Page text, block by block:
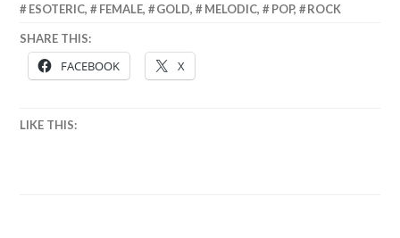
ESOTERIC, FEMALE, GOLD, MELODIC, POP, ROCK
SHARE THIS:
FACEBOOK X
LIKE THIS: